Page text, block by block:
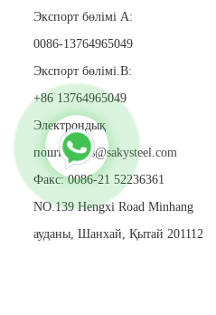
Экспорт бөлімі А:
0086-13764965049
Экспорт бөлімі.B:
+86 13764965049
Электрондық
пошта:sales@sakysteel.com
Факс: 0086-21 52236361
NO.139 Hengxi Road Minhang
ауданы, Шанхай, Қытай 201112